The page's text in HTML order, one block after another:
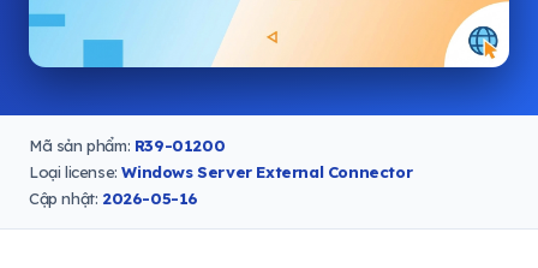
Mã sản phẩm: R39-01200
Loại license:Windows Server External Connector
Cập nhật: 2026-05-16